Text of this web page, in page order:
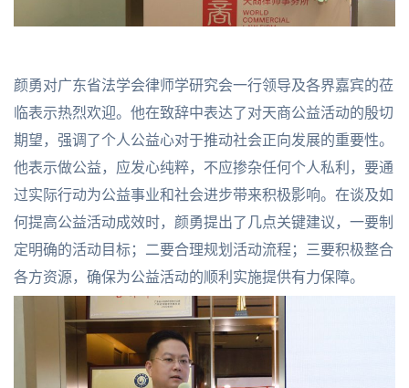
颜勇对广东省法学会律师学研究会一行领导及各界嘉宾的莅
临表示热烈欢迎。他在致辞中表达了对天商公益活动的殷切
期望，强调了个人公益心对于推动社会正向发展的重要性。
他表示做公益，应发心纯粹，不应掺杂任何个人私利，要通
过实际行动为公益事业和社会进步带来积极影响。在谈及如
何提高公益活动成效时，颜勇提出了几点关键建议，一要制
定明确的活动目标；二要合理规划活动流程；三要积极整合
各方资源，确保为公益活动的顺利实施提供有力保障。